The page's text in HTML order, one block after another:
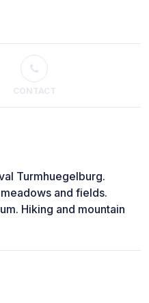
CONTACT
Turmhuegelburg.
and fields.
Hiking and mountain